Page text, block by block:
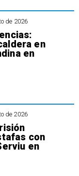
de 2026
en
en
de 2026
con
en